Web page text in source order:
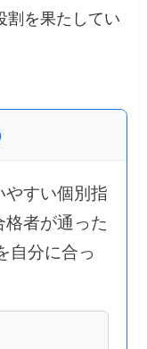
割を果たしてい
やすい個別指
者が通った
自分に合っ